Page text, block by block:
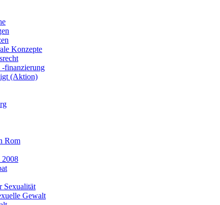
Konzepte
-finanzierung
(Aktion)
Rom
2008
Sexualität
Gewalt